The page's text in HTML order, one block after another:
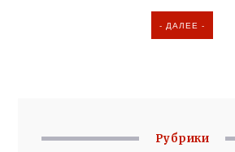
- ДАЛЕЕ -
Рубрики